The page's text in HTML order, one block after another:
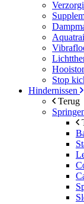
Stop
Hindernissen
Terug